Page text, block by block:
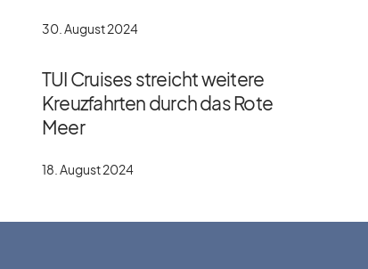
30. August 2024
TUI Cruises streicht weitere
Kreuzfahrten durch das Rote
Meer
18. August 2024